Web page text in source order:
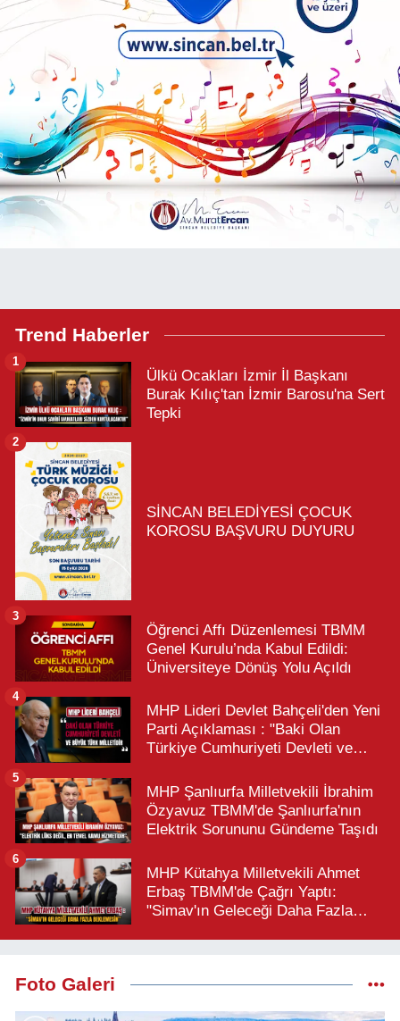
Trend Haberler
Ülkü Ocakları İzmir İl Başkanı
Burak Kılıç'tan İzmir Barosu'na Sert
Tepki
1
SİNCAN BELEDİYESİ ÇOCUK
KOROSU BAŞVURU DUYURU
2
Öğrenci Affı Düzenlemesi TBMM
Genel Kurulu’nda Kabul Edildi:
Üniversiteye Dönüş Yolu Açıldı
3
MHP Lideri Devlet Bahçeli'den Yeni
Parti Açıklaması : "Baki Olan
Türkiye Cumhuriyeti Devleti ve
4
MHP Şanlıurfa Milletvekili İbrahim
Özyavuz TBMM'de Şanlıurfa'nın
Elektrik Sorununu Gündeme Taşıdı
5
MHP Kütahya Milletvekili Ahmet
Erbaş TBMM'de Çağrı Yaptı:
"Simav'ın Geleceği Daha Fazla
6
Foto Galeri